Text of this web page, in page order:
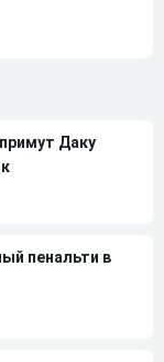
Даку
пенальти в